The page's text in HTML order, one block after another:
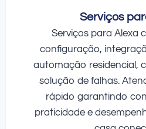
Serviços
Serviços para Alexa
configuração,
automação residencial,
solução de falhas.
rápido garantindo
praticidade e